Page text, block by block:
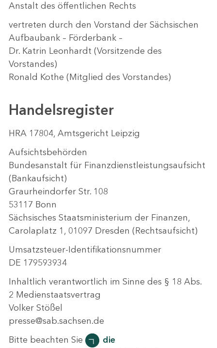
Anstalt des öffentlichen Rechts
vertreten durch den Vorstand der Sächsischen
Aufbaubank – Förderbank –
Dr. Katrin Leonhardt (Vorsitzende des
Vorstandes)
Ronald Kothe (Mitglied des Vorstandes)
Handelsregister
HRA 17804, Amtsgericht Leipzig
Aufsichtsbehörden
Bundesanstalt für Finanzdienstleistungsaufsicht
(Bankaufsicht)
Graurheindorfer Str. 108
53117 Bonn
Sächsisches Staatsministerium der Finanzen,
Carolaplatz 1, 01097 Dresden (Rechtsaufsicht)
Umsatzsteuer-Identifikationsnummer
DE 179593934
Inhaltlich verantwortlich im Sinne des § 18 Abs.
2 Medienstaatsvertrag
Volker Stößel
presse@sab.sachsen.de
Bitte beachten Sie
die